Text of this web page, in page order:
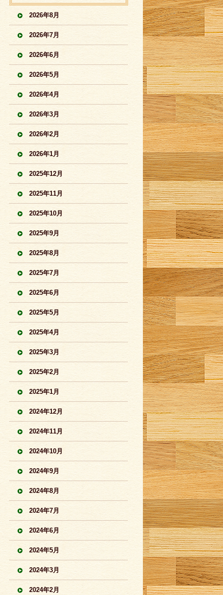
2026年8月
2026年7月
2026年6月
2026年5月
2026年4月
2026年3月
2026年2月
2026年1月
2025年12月
2025年11月
2025年10月
2025年9月
2025年8月
2025年7月
2025年6月
2025年5月
2025年4月
2025年3月
2025年2月
2025年1月
2024年12月
2024年11月
2024年10月
2024年9月
2024年8月
2024年7月
2024年6月
2024年5月
2024年3月
2024年2月